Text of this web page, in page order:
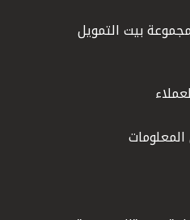
بيت التمويل